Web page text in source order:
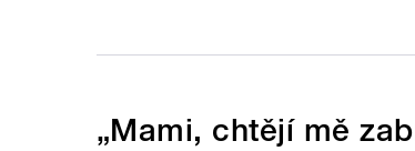
„Mami, chtějí mě